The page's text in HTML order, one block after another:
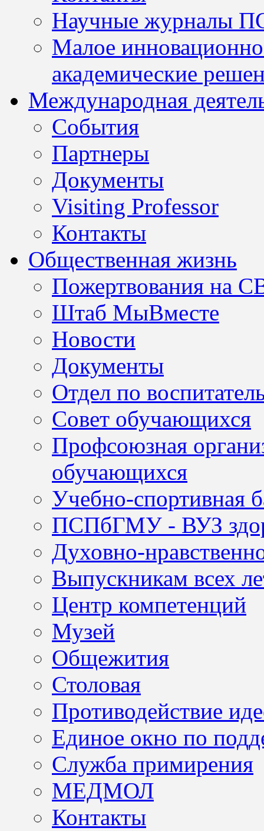
Научные журналы
Малое
академические
Международная
События
Партнеры
Документы
Visiting Professor
Контакты
Общественная жизнь
Пожертвования на
Штаб МыВместе
Новости
Документы
Отдел по
Совет обучающихся
Профсоюзная
обучающихся
Учебно-спортивная
ПСПбГМУ - ВУЗ
Духовно-
Выпускникам всех
Центр компетенций
Музей
Общежития
Столовая
Противодействие
Единое окно по
Служба примирения
МЕДМОЛ
Контакты